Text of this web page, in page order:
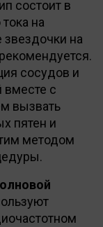
состоит в
на
на
сосудов и
вместе с
вызвать
пятен и
методом